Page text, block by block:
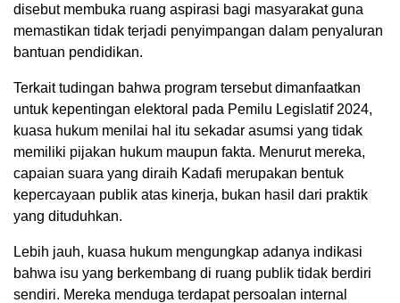
disebut membuka ruang aspirasi bagi masyarakat guna
memastikan tidak terjadi penyimpangan dalam penyaluran
bantuan pendidikan.
Terkait tudingan bahwa program tersebut dimanfaatkan
untuk kepentingan elektoral pada Pemilu Legislatif 2024,
kuasa hukum menilai hal itu sekadar asumsi yang tidak
memiliki pijakan hukum maupun fakta. Menurut mereka,
capaian suara yang diraih Kadafi merupakan bentuk
kepercayaan publik atas kinerja, bukan hasil dari praktik
yang dituduhkan.
Lebih jauh, kuasa hukum mengungkap adanya indikasi
bahwa isu yang berkembang di ruang publik tidak berdiri
sendiri. Mereka menduga terdapat persoalan internal